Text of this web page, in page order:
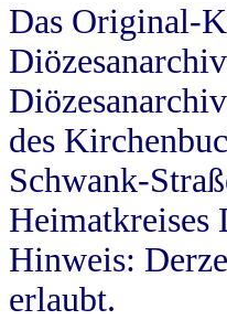
Das Original-
des
Schwank-
Heimatkreises
Hinweis:
erlaubt.